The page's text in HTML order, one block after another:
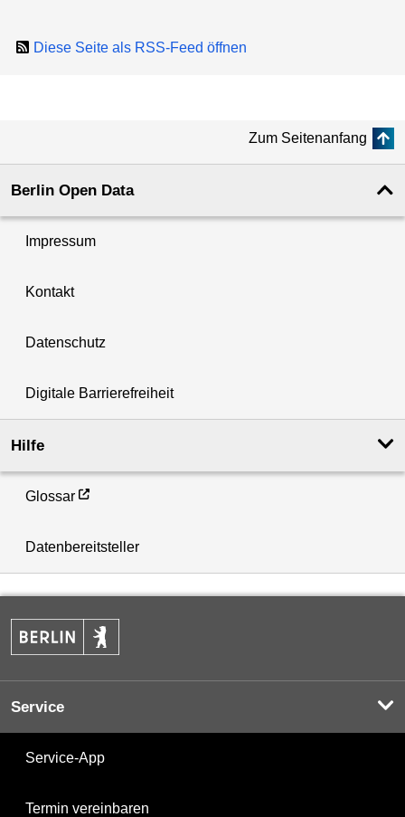
Diese Seite als RSS-Feed öffnen
Zum Seitenanfang
Berlin Open Data
Impressum
Kontakt
Datenschutz
Digitale Barrierefreiheit
Hilfe
Glossar
Datenbereitsteller
Service
Service-App
Termin vereinbaren